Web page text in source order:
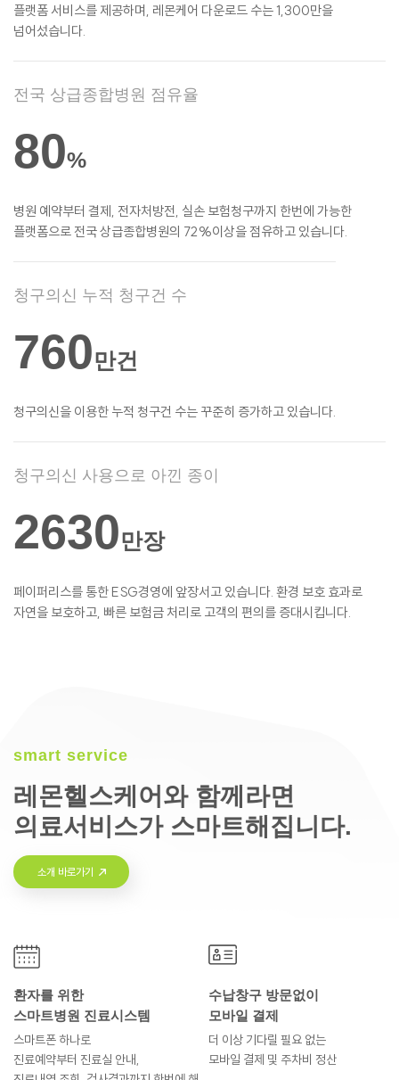
플랫폼 서비스를 제공하며, 레몬케어 다운로드 수는 1,300만을
넘어섰습니다.
전국 상급종합병원 점유율
80%
병원 예약부터 결제, 전자처방전, 실손 보험청구까지 한번에 가능한
플랫폼으로 전국 상급종합병원의 72%이상을 점유하고 있습니다.
청구의신 누적 청구건 수
760만건
청구의신을 이용한 누적 청구건 수는 꾸준히 증가하고 있습니다.
청구의신 사용으로 아낀 종이
2630만장
페이퍼리스를 통한 ESG경영에 앞장서고 있습니다. 환경 보호 효과로
자연을 보호하고, 빠른 보험금 처리로 고객의 편의를 증대시킵니다.
smart service
레몬헬스케어와 함께라면
의료서비스가 스마트해집니다.
소개 바로가기
환자를 위한
스마트병원 진료시스템
스마트폰 하나로
진료예약부터 진료실 안내,
수납창구 방문없이
모바일 결제
더 이상 기다릴 필요 없는
모바일 결제 및 주차비 정산